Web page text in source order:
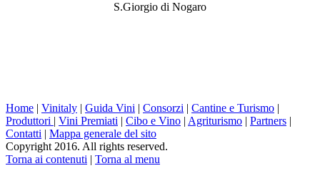
S.Giorgio di Nogaro
Home | Vinitaly | Guida Vini | Consorzi | Cantine e Turismo |
Produttori | Vini Premiati | Cibo e Vino | Agriturismo | Partners |
Contatti | Mappa generale del sito
Copyright 2016. All rights reserved.
Torna ai contenuti | Torna al menu